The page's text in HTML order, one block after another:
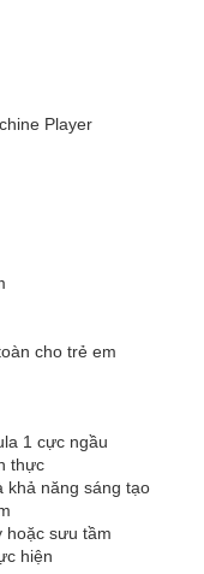
Player
cho trẻ em
1 cực ngầu
thực
khả năng sáng tạo
hoặc sưu tầm
hiện